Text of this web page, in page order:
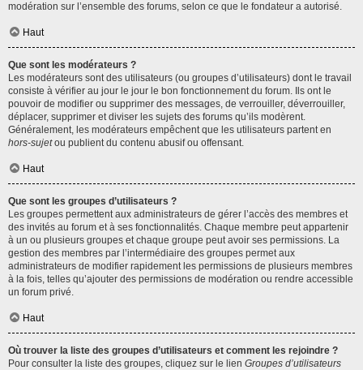
modération sur l’ensemble des forums, selon ce que le fondateur a autorisé.
Haut
Que sont les modérateurs ?
Les modérateurs sont des utilisateurs (ou groupes d’utilisateurs) dont le travail
consiste à vérifier au jour le jour le bon fonctionnement du forum. Ils ont le
pouvoir de modifier ou supprimer des messages, de verrouiller, déverrouiller,
déplacer, supprimer et diviser les sujets des forums qu’ils modèrent.
Généralement, les modérateurs empêchent que les utilisateurs partent en
hors-sujetou publient du contenu abusif ou offensant.
Haut
Que sont les groupes d’utilisateurs ?
Les groupes permettent aux administrateurs de gérer l’accès des membres et
des invités au forum et à ses fonctionnalités. Chaque membre peut appartenir
à un ou plusieurs groupes et chaque groupe peut avoir ses permissions. La
gestion des membres par l’intermédiaire des groupes permet aux
administrateurs de modifier rapidement les permissions de plusieurs membres
à la fois, telles qu’ajouter des permissions de modération ou rendre accessible
un forum privé.
Haut
Où trouver la liste des groupes d’utilisateurs et comment les rejoindre ?
Pour consulter la liste des groupes, cliquez sur le lien Groupes d’utilisateurs